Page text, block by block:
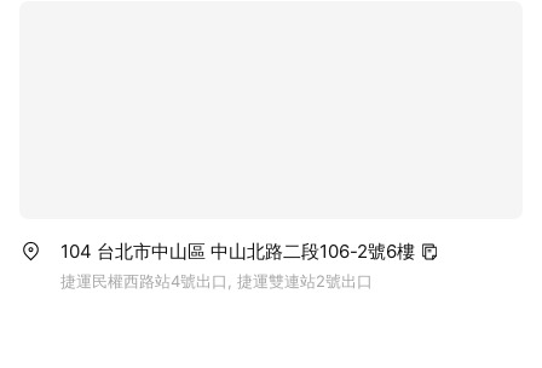
104 台北市中山區 中山北路二段106-2號6樓
捷運民權西路站4號出口, 捷運雙連站2號出口